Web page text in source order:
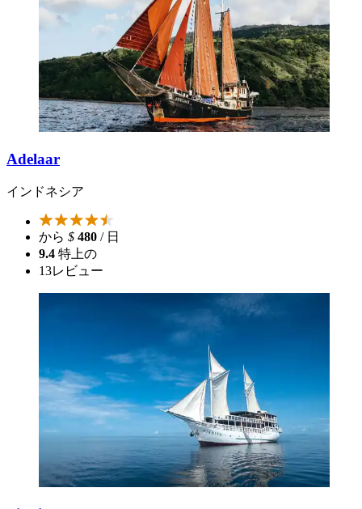
Adelaar
インドネシア
から $ 480 / 日
9.4 特上の
13レビュー